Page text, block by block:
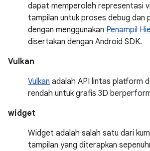
dapat memperoleh representasi
tampilan untuk proses debug dan
dengan menggunakan Penampil
disertakan dengan Android SDK.
Vulkan
Vulkan adalah API lintas platform
rendah untuk grafis 3D
widget
Widget adalah salah satu dari
tampilan yang diterapkan